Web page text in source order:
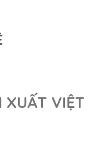
XUẤT VIỆT